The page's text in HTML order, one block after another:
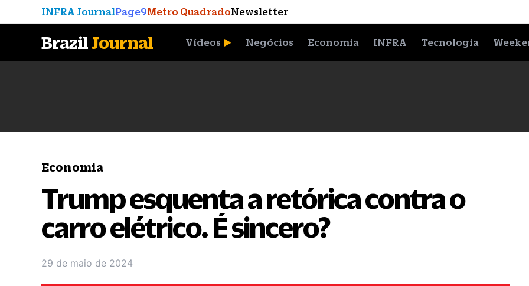
INFRA JournalPage9Metro QuadradoNewsletter
BrazilJournal Vídeos Negócios Economia INFRA Tecnologia
Economia
Trump esquenta a retórica contra o
carro elétrico. É sincero?
29 de maio de 2024